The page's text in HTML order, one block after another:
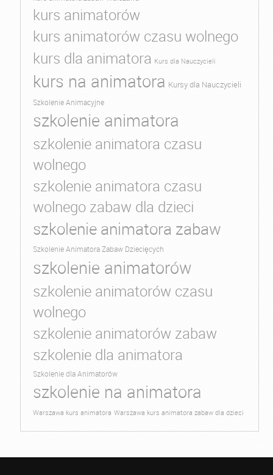
kurs animatorów
kurs animatorów czasu wolnego
kurs dla animatora Kurs dla Nauczycieli
kurs na animatora Kursy dla Nauczycieli
Szkolenie Animacyjne
szkolenie animatora
szkolenie animatora czasu
wolnego
szkolenie animatora czasu
wolnego zabaw dla dzieci
szkolenie animatora zabaw
Szkolenie Animatora Zabaw Dziecięcych
szkolenie animatorów
szkolenie animatorów czasu
wolnego
szkolenie animatorów zabaw
szkolenie dla animatora
Szkolenie dla Animatorów
szkolenie na animatora
Warszawa kurs animatora Warszawa kurs animatora zabaw dla dzieci